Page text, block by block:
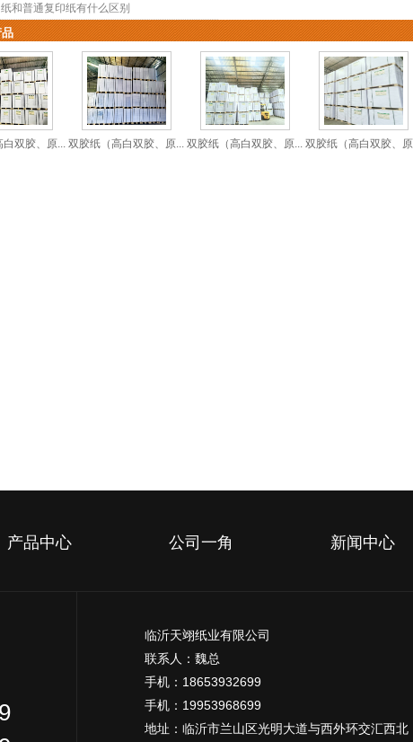
和普通复印纸有什么区别
双胶、原... 双胶纸（高白双胶、原... 双胶纸（高白双胶、原... 双胶纸（高白双胶、原
产品中心 公司一角 新闻中心
临沂天翊纸业有限公司
联系人：魏总
手机：18653932699
手机：19953968699
地址：临沂市兰山区光明大道与西外环交汇西北